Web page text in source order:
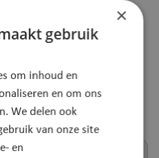
om deze pagina
het ons weten!
gelinkt aan deze
×
gebruik
om inhoud en
en om ons
We delen ook
van onze site
en